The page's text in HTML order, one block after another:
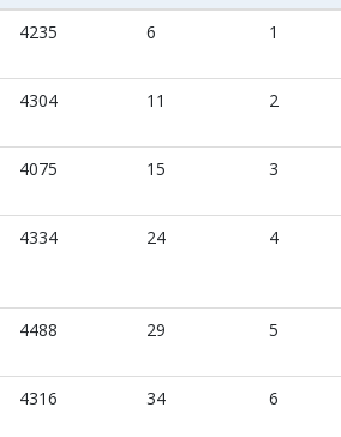
4235 6 1
4304 11 2
4075 15 3
4334 24 4
4488 29 5
4316 34 6